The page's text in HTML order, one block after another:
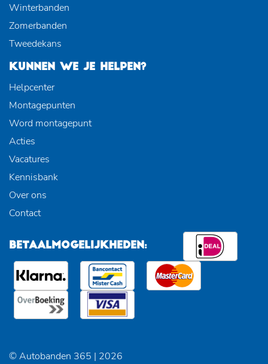
Winterbanden
Zomerbanden
Tweedekans
KUNNEN WE JE HELPEN?
Helpcenter
Montagepunten
Word montagepunt
Acties
Vacatures
Kennisbank
Over ons
Contact
BETAALMOGELIJKHEDEN:
© Autobanden 365 | 2026